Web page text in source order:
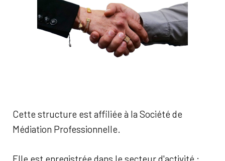
Cette structure est affiliée à la Société de
Médiation Professionnelle.
Elle est enregistrée dans le secteur d'activité :